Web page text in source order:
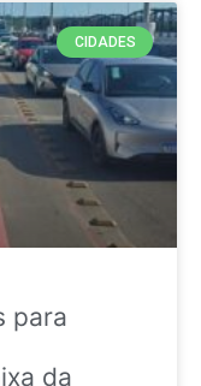
CIDADES
para
da